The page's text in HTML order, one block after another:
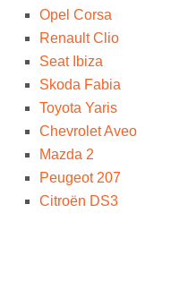
Opel Corsa
Renault Clio
Seat Ibiza
Skoda Fabia
Toyota Yaris
Chevrolet Aveo
Mazda 2
Peugeot 207
Citroën DS3